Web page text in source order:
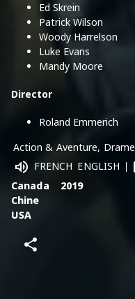
Ed Skrein
Patrick Wilson
Woody Harrelson
Luke Evans
Mandy Moore
Director
Roland Emmerich
Action & Aventure, Drame
FRENCH ENGLISH
Canada
Chine
USA
2019